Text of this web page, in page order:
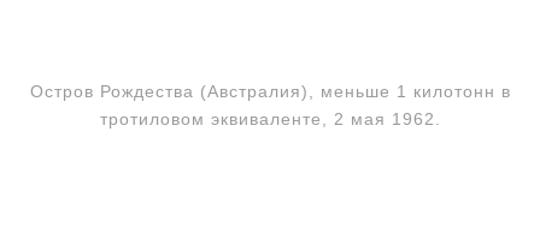
Остров Рождества (Австралия), меньше 1 килотонн в
тротиловом эквиваленте, 2 мая 1962.